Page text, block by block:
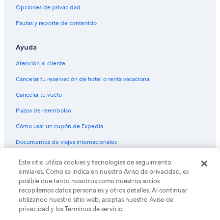
Vuelos de Amarillo (AMA) a Fort Myers (FMY)
Vuelos de Austin (AUS) a Fort Myers (FMY)
Vuelos de Bridgeport (BDR) a Fort Myers (FMY)
Vuelos de Corpus Christi (CRP) a Fort Myers (FMY)
Vuelos de Cancún (CUN) a Fort Myers (FMY)
Vuelos de Denver (DEN) a Fort Myers (FMY)
Vuelos de Dallas (DFW) a Fort Myers (FMY)
Vuelos de Todos los aeropuertos de Detroit (DTT) a Fort Myers
Opciones de privacidad
Pautas y reporte de contenido
Ayuda
Atención al cliente
Cancelar tu reservación de hotel o renta vacacional
Cancelar tu vuelo
Plazos de reembolso
Cómo usar un cupón de Expedia
Documentos de viajes internacionales
© 2026 Expedia, Inc., una empresa de Expedia Group. Todos los
derechos reservados. Expedia y el logo de Expedia son marcas
registradas o marcas comerciales de Expedia, Inc. CST# 2029030-50.
Este sitio utiliza cookies y tecnologías de seguimiento
similares. Como se indica en nuestro Aviso de privacidad, es
posible que tanto nosotros como nuestros socios
recopilemos datos personales y otros detalles. Al continuar
utilizando nuestro sitio web, aceptas nuestro Aviso de
privacidad y los Términos de servicio.